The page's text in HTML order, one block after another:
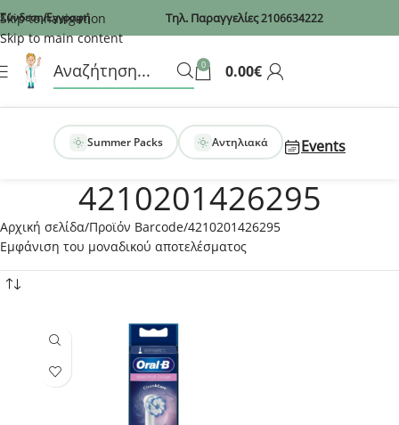
Recaptcha
Skip to navigation
Skip to main content
Σύνδεση/Εγγραφή Τηλ. Παραγγελίες2106634222
0 0.00€
Summer Packs Αντηλιακά Events
4210201426295
Αρχική σελίδα Προϊόν Barcode 4210201426295
Εμφάνιση του μοναδικού αποτελέσματος